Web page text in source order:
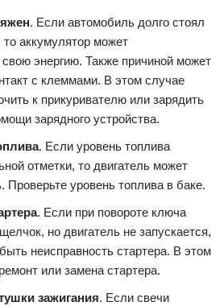
. Если автомобиль долго стоял
то аккумулятор может
энергию. Также причиной может
с клеммами. В этом случае
к прикуривателю или зарядить
зарядного устройства.
. Если уровень топлива
отметки, то двигатель может
Проверьте уровень топлива в баке.
. Если при повороте ключа
но двигатель не запускается,
неисправность стартера. В этом
или замена стартера.
зажигания. Если свечи